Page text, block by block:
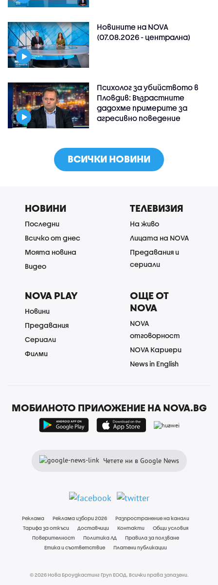
Новините на NOVA
(07.08.2026 - централна)
Психолог за убийството в
Пловдив: Възрастните
дадохме примерите за
агресивно поведение
ВСИЧКИ НОВИНИ
НОВИНИ
Последни
Всичко от днес
Моята новина
Видео
ТЕЛЕВИЗИЯ
На живо
Лицата на NOVA
Предавания и
сериали
NOVA PLAY
Новини
Предавания
Сериали
Филми
ОЩЕ ОТ
NOVA
NOVA
отговорност
NOVA Кариери
News in English
МОБИЛНОТО ПРИЛОЖЕНИЕ НА NOVA.BG
Четете ни в Google News
Реклама Реклама избори 2026
Разпространение на канали
Тарифа за откъси
Доставчици Контакти
Общи условия
Поверителност
Политика ЛД
Правила за ползване
Етика и съответствие
Платени публикации
© 2026 Нова Броудкастинг Груп ЕООД. Всички права запазени.